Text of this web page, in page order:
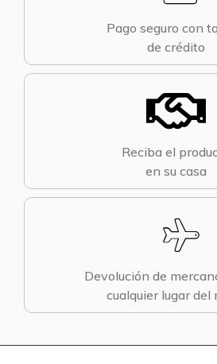
Pago seguro con
de crédito
Reciba el
en su casa
Devolución de
cualquier lugar del